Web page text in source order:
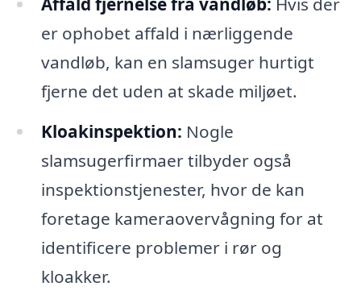
er ophobet affald i nærliggende
vandløb, kan en slamsuger hurtigt
fjerne det uden at skade miljøet.
Kloakinspektion: Nogle
slamsugerfirmaer tilbyder også
inspektionstjenester, hvor de kan
foretage kameraovervågning for at
identificere problemer i rør og
kloakker.